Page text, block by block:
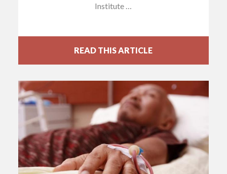
Institute …
READ THIS ARTICLE